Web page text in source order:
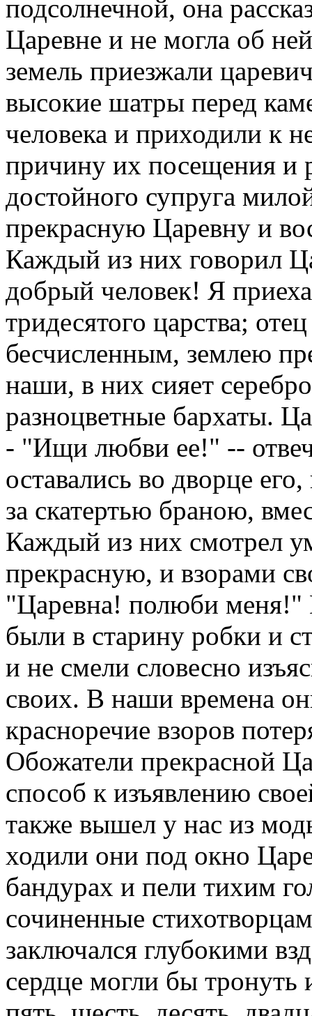
подсолнечной, она
Царевне и не могла об
земель приезжали
высокие шатры перед
человека и приходили к
причину их посещения и
достойного супруга
прекрасную Царевну и
Каждый из них говорил
добрый человек! Я
тридесятого царства;
бесчисленным, землею
наши, в них сияет
разноцветные бархаты.
- "Ищи любви ее!" --
оставались во дворце
за скатертью браною,
Каждый из них смотрел
прекрасную, и взорами
"Царевна! полюби меня!"
были в старину робки и
и не смели словесно
своих. В наши времена
красноречие взоров
Обожатели прекрасной
способ к изъявлению
также вышел у нас из
ходили они под окно
бандурах и пели тихим
сочиненные
заключался глубокими
сердце могли бы тронуть